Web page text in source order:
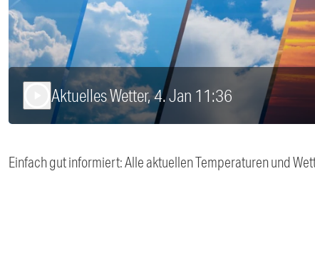
Aktuelles Wetter, 4. Jan 11:36
Einfach gut informiert: Alle aktuellen Temperaturen und